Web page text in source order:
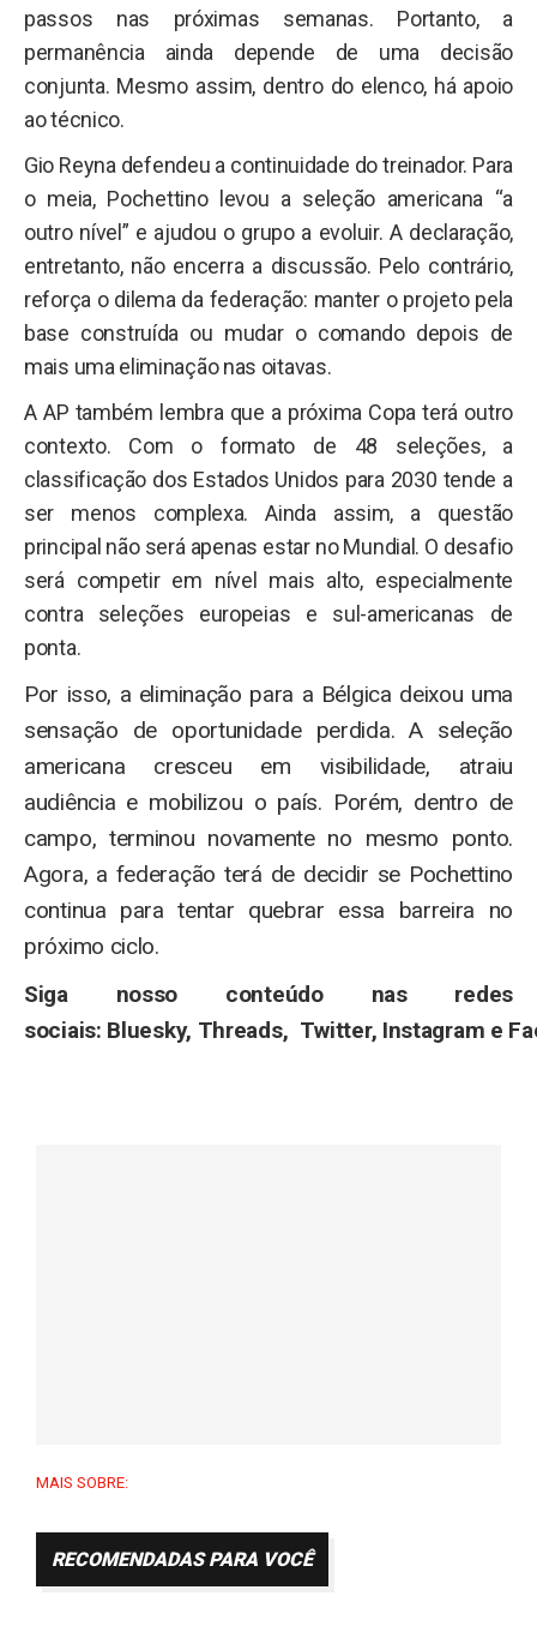
passos nas próximas semanas. Portanto, a
permanência ainda depende de uma decisão
conjunta. Mesmo assim, dentro do elenco, há apoio
ao técnico.
Gio Reyna defendeu a continuidade do treinador. Para
o meia, Pochettino levou a seleção americana “a
outro nível” e ajudou o grupo a evoluir. A declaração,
entretanto, não encerra a discussão. Pelo contrário,
reforça o dilema da federação: manter o projeto pela
base construída ou mudar o comando depois de
mais uma eliminação nas oitavas.
A AP também lembra que a próxima Copa terá outro
contexto. Com o formato de 48 seleções, a
classificação dos Estados Unidos para 2030 tende a
ser menos complexa. Ainda assim, a questão
principal não será apenas estar no Mundial. O desafio
será competir em nível mais alto, especialmente
contra seleções europeias e sul-americanas de
ponta.
Por isso, a eliminação para a Bélgica deixou uma
sensação de oportunidade perdida. A seleção
americana cresceu em visibilidade, atraiu
audiência e mobilizou o país. Porém, dentro de
campo, terminou novamente no mesmo ponto.
Agora, a federação terá de decidir se Pochettino
continua para tentar quebrar essa barreira no
próximo ciclo.
Siga nosso conteúdo nas redes
sociais: Bluesky, Threads, Twitter, Instagram e
MAIS SOBRE:
RECOMENDADAS PARA VOCÊ